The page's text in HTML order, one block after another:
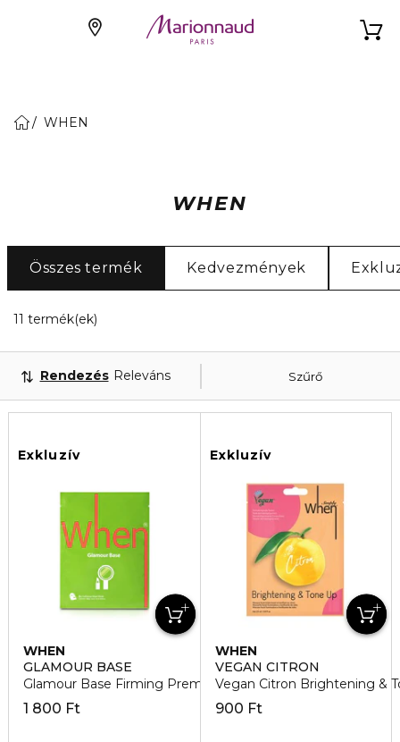
WHEN
WHEN
Összes termék Kedvezmények
11 termék(ek)
Szűrő
Rendezés Releváns
Exkluzív
WHEN
GLAMOUR BASE
Glamour Base Firming Premium Bio-Cellulose Arcmaszk
1 800 Ft
Exkluzív
WHEN
VEGAN CITRON
Vegan Citron Brightening &
900 Ft